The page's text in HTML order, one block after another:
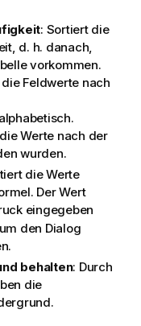
: Sortiert die
d. h. danach,
vorkommen.
Feldwerte nach
Werte nach der
wurden.
die Werte
Der Wert
eingegeben
, um den Dialog
behalten: Durch
die